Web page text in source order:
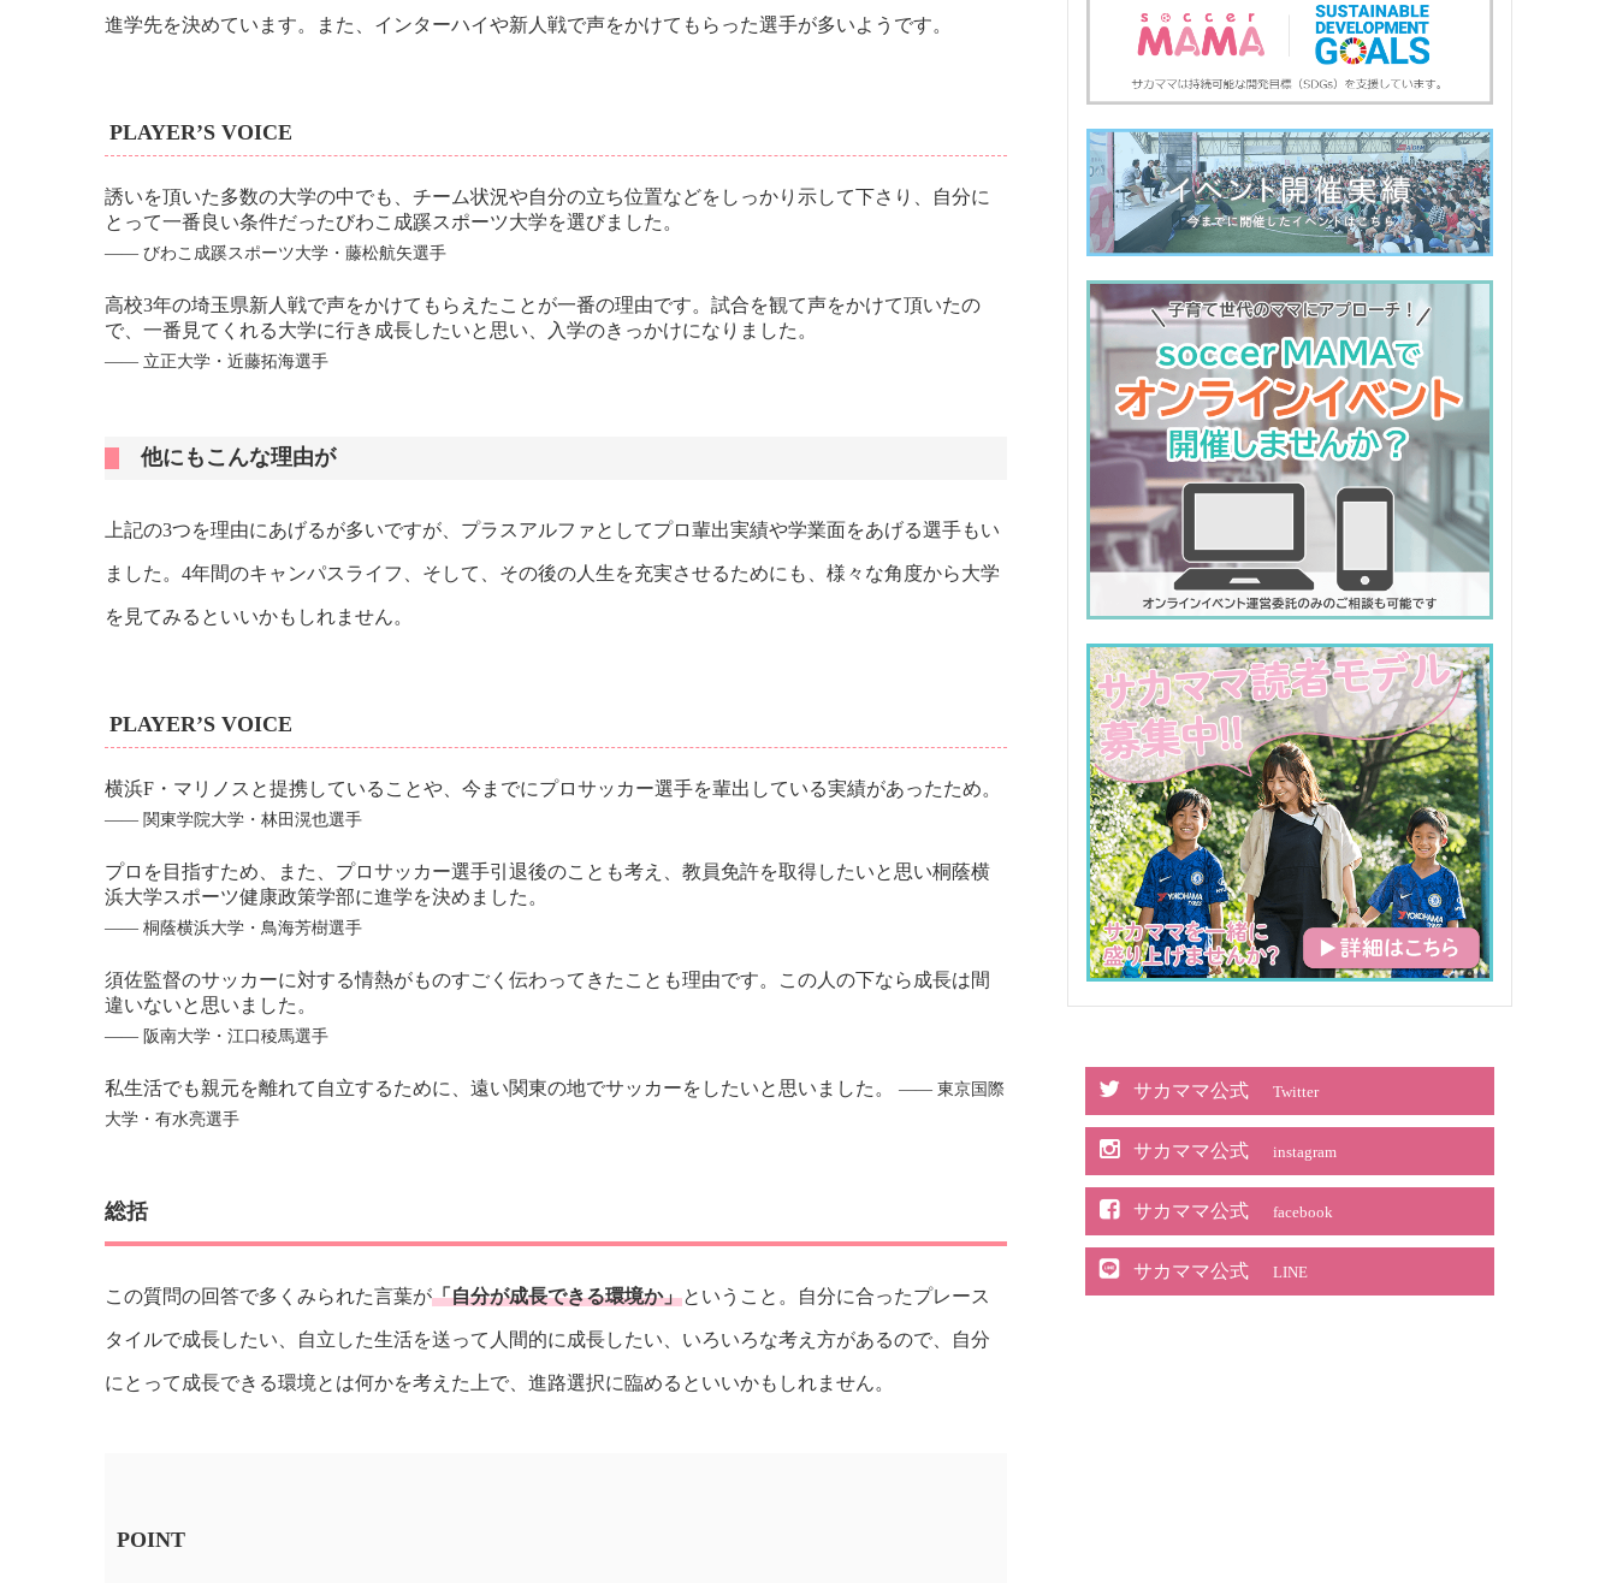
進学先を決めています。また、インターハイや新人戦で声をかけてもらった選手が多いようです。
PLAYER’S VOICE
誘いを頂いた多数の大学の中でも、チーム状況や自分の立ち位置などをしっかり示して下さり、自分に
とって一番良い条件だったびわこ成蹊スポーツ大学を選びました。
―― びわこ成蹊スポーツ大学・藤松航矢選手
高校3年の埼玉県新人戦で声をかけてもらえたことが一番の理由です。試合を観て声をかけて頂いたの
で、一番見てくれる大学に行き成長したいと思い、入学のきっかけになりました。
―― 立正大学・近藤拓海選手
他にもこんな理由が
上記の3つを理由にあげるが多いですが、プラスアルファとしてプロ輩出実績や学業面をあげる選手もい
ました。4年間のキャンパスライフ、そして、その後の人生を充実させるためにも、様々な角度から大学
を見てみるといいかもしれません。
PLAYER’S VOICE
横浜F・マリノスと提携していることや、今までにプロサッカー選手を輩出している実績があったため。
―― 関東学院大学・林田滉也選手
プロを目指すため、また、プロサッカー選手引退後のことも考え、教員免許を取得したいと思い桐蔭横
浜大学スポーツ健康政策学部に進学を決めました。
―― 桐蔭横浜大学・鳥海芳樹選手
須佐監督のサッカーに対する情熱がものすごく伝わってきたことも理由です。この人の下なら成長は間
違いないと思いました。
―― 阪南大学・江口稜馬選手
私生活でも親元を離れて自立するために、遠い関東の地でサッカーをしたいと思いました。
―― 東京国際
大学・有水亮選手
総括
この質問の回答で多くみられた言葉が「自分が成長できる環境か」ということ。自分に合ったプレース
タイルで成長したい、自立した生活を送って人間的に成長したい、いろいろな考え方があるので、自分
にとって成長できる環境とは何かを考えた上で、進路選択に臨めるといいかもしれません。
POINT
サカママ公式 Twitter
サカママ公式 instagram
サカママ公式 facebook
サカママ公式 LINE